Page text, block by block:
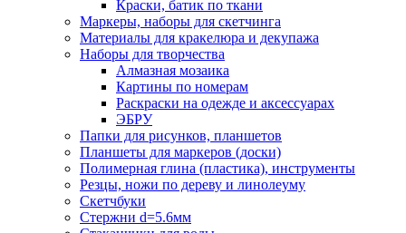
Краски, батик по ткани
Маркеры, наборы для скетчинга
Материалы для кракелюра и декупажа
Наборы для творчества
Алмазная мозаика
Картины по номерам
Раскраски на одежде и аксессуарах
ЭБРУ
Папки для рисунков, планшетов
Планшеты для маркеров (доски)
Полимерная глина (пластика), инструменты
Резцы, ножи по дереву и линолеуму
Скетчбуки
Стержни d=5.6мм